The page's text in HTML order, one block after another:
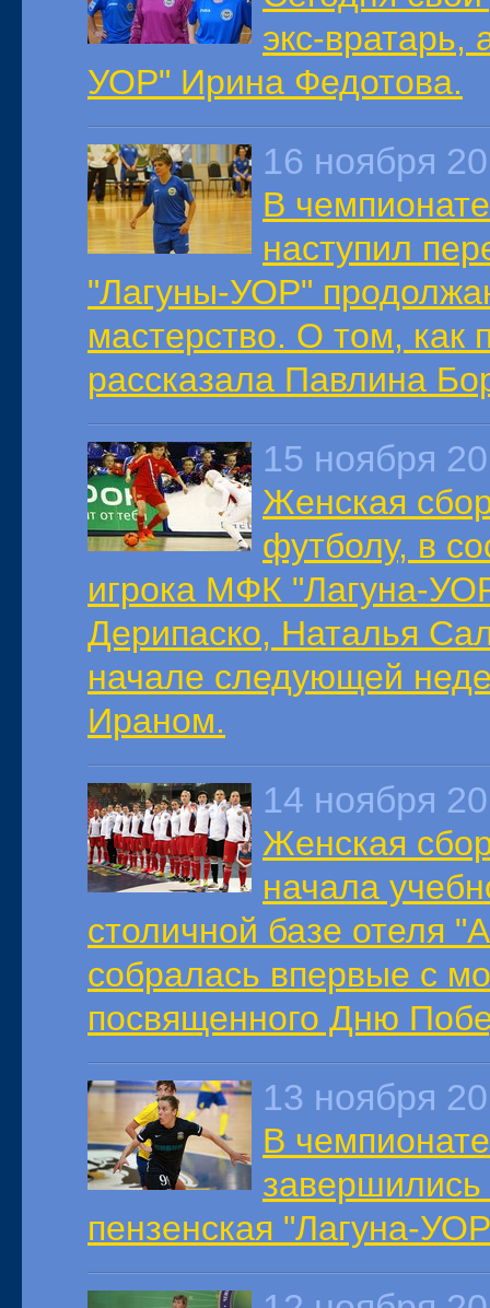
экс-
УОР" Ирина Федотова.
16 ноября
В
наступил
"Лагуны-УОР"
мастерство. О том, как
рассказала Павлина
15 ноября
Женская
футболу, в
игрока МФК "Лагуна-
Дерипаско, Наталья
начале следующей
Ираном.
14 ноября
Женская
начала
столичной базе отеля
собралась впервые с
посвященного Дню
13 ноября
В
завершились
пензенская "Лагуна-